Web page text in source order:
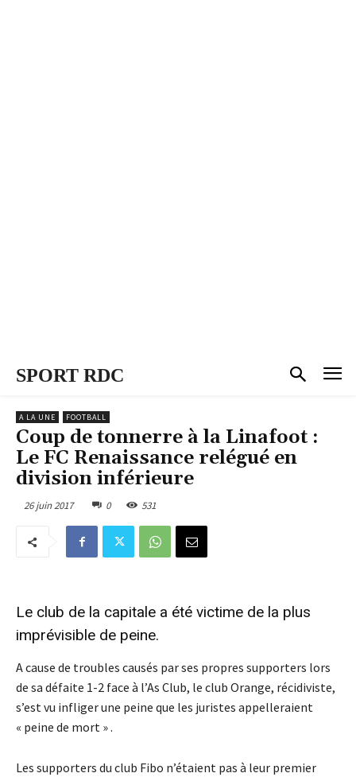
SPORT RDC
A LA UNE FOOTBALL
Coup de tonnerre à la Linafoot :
Le FC Renaissance relégué en
division inférieure
26 juin 2017 0 531
Le club de la capitale a été victime de la plus
imprévisible de peine.
A cause de troubles causés par ses propres supporters lors
de sa défaite 1-2 face à l’As Club, le club Orange, récidiviste,
s’est vu infliger une peine que les juristes appelleraient
« peine de mort » .
Les supporters du club Fibo n’étaient pas à leur premier